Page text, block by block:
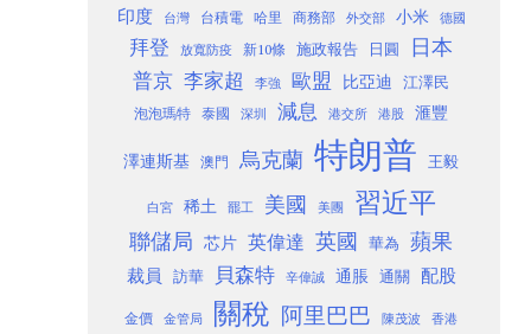
印度
台灣 台積電 哈里 商務部 外交部 小米 德國
拜登 放寬防疫 新10條 施政報告 日圓 日本
普京 李家超 李強 歐盟 比亞迪 江澤民
泡泡瑪特 泰國 深圳 減息 港交所 港股 滙豐
澤連斯基 澳門 烏克蘭 特朗普 王毅
白宮 稀土 罷工 美國 美團 習近平
聯儲局 芯片 英偉達 英國 華為 蘋果
裁員 訪華 貝森特 辛偉誠 通脹 通關 配股
金價 金管局 關稅 阿里巴巴 陳茂波 香港